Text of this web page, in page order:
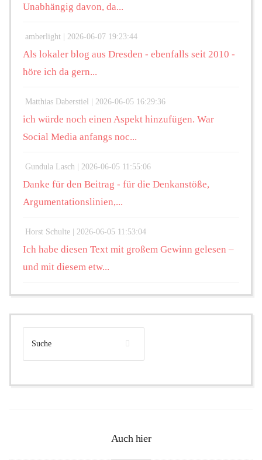
Unabhängig davon, da...
amberlight | 2026-06-07 19:23:44
Als lokaler blog aus Dresden - ebenfalls seit 2010 -
höre ich da gern...
Matthias Daberstiel | 2026-06-05 16:29:36
ich würde noch einen Aspekt hinzufügen. War
Social Media anfangs noc...
Gundula Lasch | 2026-06-05 11:55:06
Danke für den Beitrag - für die Denkanstöße,
Argumentationslinien,...
Horst Schulte | 2026-06-05 11:53:04
Ich habe diesen Text mit großem Gewinn gelesen –
und mit diesem etw...
Auch hier